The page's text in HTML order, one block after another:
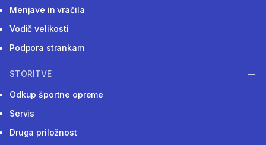
Menjave in vračila
Vodič velikosti
Podpora strankam
STORITVE
Odkup športne opreme
Servis
Druga priložnost